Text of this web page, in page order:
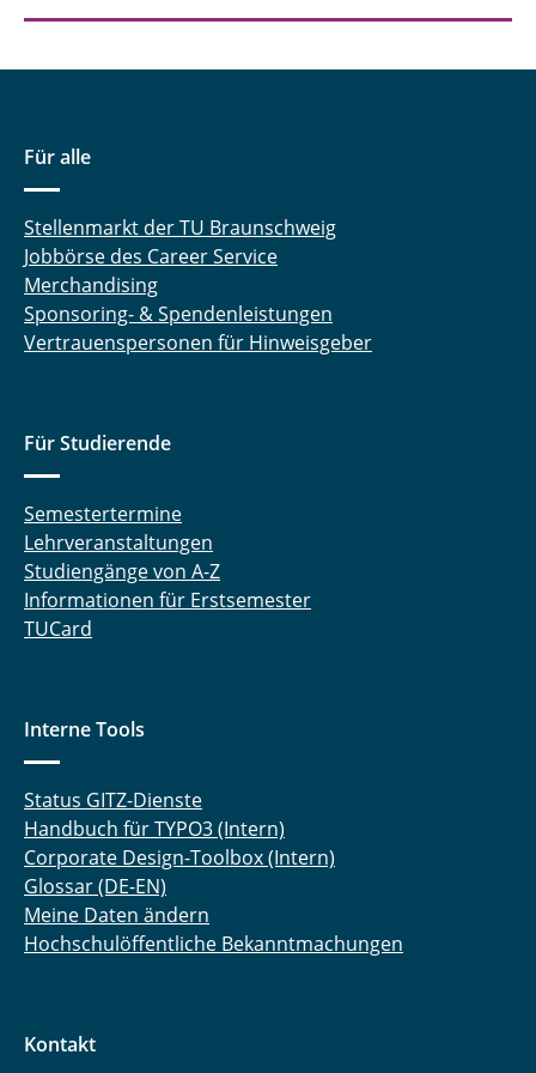
Dipl.-Ing. Dennis Düerkop
Robert Ebeling, M. Sc.
Dr. rer. nat. Jan Henrik Finke
Steffen Fischer, M. Sc.
Finn Frankenberg, M. Sc.
Marcus Gapinski, M. Sc.
Prof. Dr. Georg Garnweitner
Julius Gerk, M. Sc.
Hasti Ghanadimaragheh, M. Sc.
Elisabeth Glatt, M. Sc.
Daniel Gundlach, M. Sc.
Jiqian Guo, M. Sc.
Philipp Haase, M. Sc.
Dr. rer. nat. Payam Hashemi
Für alle
Stellenmarkt der TU Braunschweig
Jobbörse des Career Service
Merchandising
Sponsoring- & Spendenleistungen
Vertrauenspersonen für Hinweisgeber
Für Studierende
Semestertermine
Lehrveranstaltungen
Studiengänge von A-Z
Informationen für Erstsemester
TUCard
Interne Tools
Status GITZ-Dienste
Handbuch für TYPO3 (Intern)
Corporate Design-Toolbox (Intern)
Glossar (DE-EN)
Meine Daten ändern
Hochschulöffentliche Bekanntmachungen
Kontakt